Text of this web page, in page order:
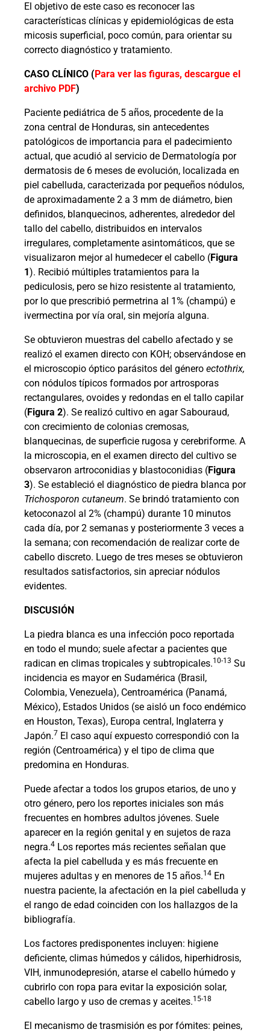
El objetivo de este caso es reconocer las
características clínicas y epidemiológicas de esta
micosis superficial, poco común, para orientar su
correcto diagnóstico y tratamiento.
CASO CLÍNICO (Para ver las figuras, descargue el
archivo PDF)
Paciente pediátrica de 5 años, procedente de la
zona central de Honduras, sin antecedentes
patológicos de importancia para el padecimiento
actual, que acudió al servicio de Dermatología por
dermatosis de 6 meses de evolución, localizada en
piel cabelluda, caracterizada por pequeños nódulos,
de aproximadamente 2 a 3 mm de diámetro, bien
definidos, blanquecinos, adherentes, alrededor del
tallo del cabello, distribuidos en intervalos
irregulares, completamente asintomáticos, que se
visualizaron mejor al humedecer el cabello (Figura
1). Recibió múltiples tratamientos para la
pediculosis, pero se hizo resistente al tratamiento,
por lo que prescribió permetrina al 1% (champú) e
ivermectina por vía oral, sin mejoría alguna.
Se obtuvieron muestras del cabello afectado y se
realizó el examen directo con KOH; observándose en
el microscopio óptico parásitos del género ectothrix,
con nódulos típicos formados por artrosporas
rectangulares, ovoides y redondas en el tallo capilar
(Figura 2). Se realizó cultivo en agar Sabouraud,
con crecimiento de colonias cremosas,
blanquecinas, de superficie rugosa y cerebriforme. A
la microscopia, en el examen directo del cultivo se
observaron artroconidias y blastoconidias (Figura
3). Se estableció el diagnóstico de piedra blanca por
Trichosporon cutaneum. Se brindó tratamiento con
ketoconazol al 2% (champú) durante 10 minutos
cada día, por 2 semanas y posteriormente 3 veces a
la semana; con recomendación de realizar corte de
cabello discreto. Luego de tres meses se obtuvieron
resultados satisfactorios, sin apreciar nódulos
evidentes.
DISCUSIÓN
La piedra blanca es una infección poco reportada
en todo el mundo; suele afectar a pacientes que
radican en climas tropicales y subtropicales.10-13 Su
incidencia es mayor en Sudamérica (Brasil,
Colombia, Venezuela), Centroamérica (Panamá,
México), Estados Unidos (se aisló un foco endémico
en Houston, Texas), Europa central, Inglaterra y
Japón.7 El caso aquí expuesto correspondió con la
región (Centroamérica) y el tipo de clima que
predomina en Honduras.
Puede afectar a todos los grupos etarios, de uno y
otro género, pero los reportes iniciales son más
frecuentes en hombres adultos jóvenes. Suele
aparecer en la región genital y en sujetos de raza
negra.4 Los reportes más recientes señalan que
afecta la piel cabelluda y es más frecuente en
mujeres adultas y en menores de 15 años.14 En
nuestra paciente, la afectación en la piel cabelluda y
el rango de edad coinciden con los hallazgos de la
bibliografía.
Los factores predisponentes incluyen: higiene
deficiente, climas húmedos y cálidos, hiperhidrosis,
VIH, inmunodepresión, atarse el cabello húmedo y
cubrirlo con ropa para evitar la exposición solar,
cabello largo y uso de cremas y aceites.15-18
El mecanismo de trasmisión es por fómites: peines,